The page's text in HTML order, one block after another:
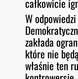
całkowicie
W
zakłada
które nie
właśnie ten